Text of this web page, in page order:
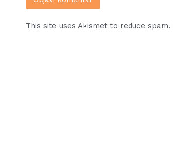
This site uses Akismet to reduce spam.